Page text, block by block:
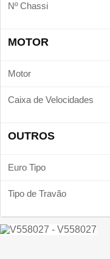
Nº Chassi
MOTOR
Motor
Caixa de Velocidades
OUTROS
Euro Tipo
Tipo de Travão